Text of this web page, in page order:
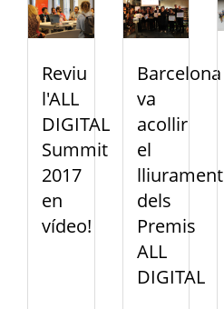
Reviu
l'ALL
DIGITAL
Summit
2017
en
vídeo!
Barcelona
va
acollir
el
lliurament
dels
Premis
ALL
DIGITAL